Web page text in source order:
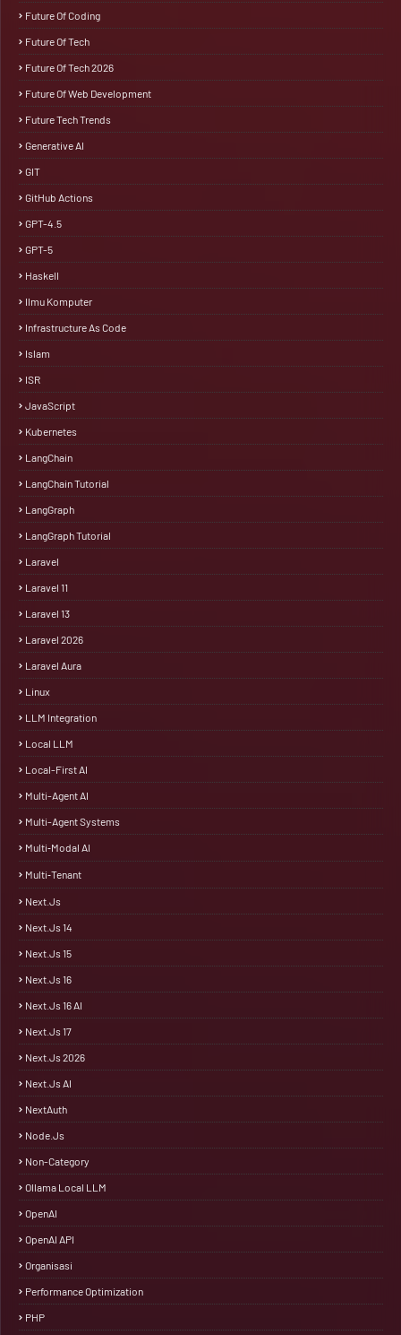
Future Of Coding
Future Of Tech
Future Of Tech 2026
Future Of Web Development
Future Tech Trends
Generative AI
GIT
GitHub Actions
GPT-4.5
GPT-5
Haskell
Ilmu Komputer
Infrastructure As Code
Islam
ISR
JavaScript
Kubernetes
LangChain
LangChain Tutorial
LangGraph
LangGraph Tutorial
Laravel
Laravel 11
Laravel 13
Laravel 2026
Laravel Aura
Linux
LLM Integration
Local LLM
Local-First AI
Multi-Agent AI
Multi-Agent Systems
Multi‑Modal AI
Multi‑Tenant
Next.js
Next.js 14
Next.js 15
Next.js 16
Next.js 16 AI
Next.js 17
Next.js 2026
Next.js AI
NextAuth
Node.js
Non-Category
Ollama Local LLM
OpenAI
OpenAI API
Organisasi
Performance Optimization
PHP